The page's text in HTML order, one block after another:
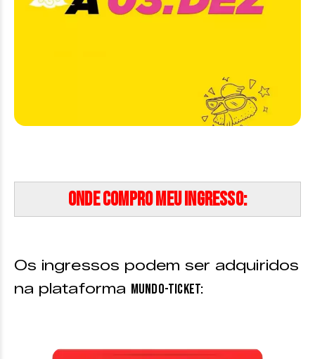
Onde compro meu ingresso:
Os ingressos podem ser adquiridos
na plataforma Mundo-Ticket: